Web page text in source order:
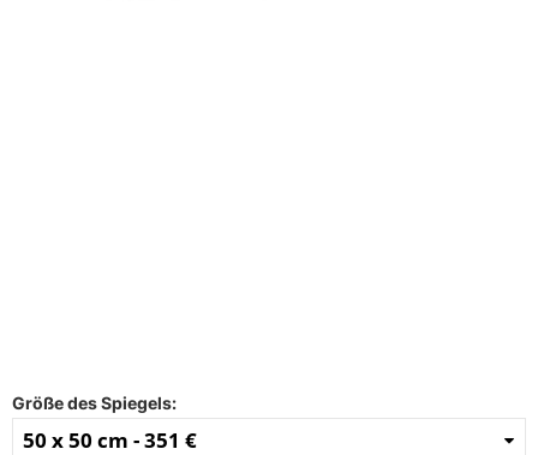
Größe des Spiegels:
50 x 50 cm -351 €